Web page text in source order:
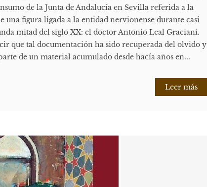
de la Junta de Andalucía en Sevilla referida a la
una figura ligada a la entidad nervionense durante casi
mitad del siglo XX: el doctor Antonio Leal Graciani.
que tal documentación ha sido recuperada del olvido y
de un material acumulado desde hacía años en...
Leer más